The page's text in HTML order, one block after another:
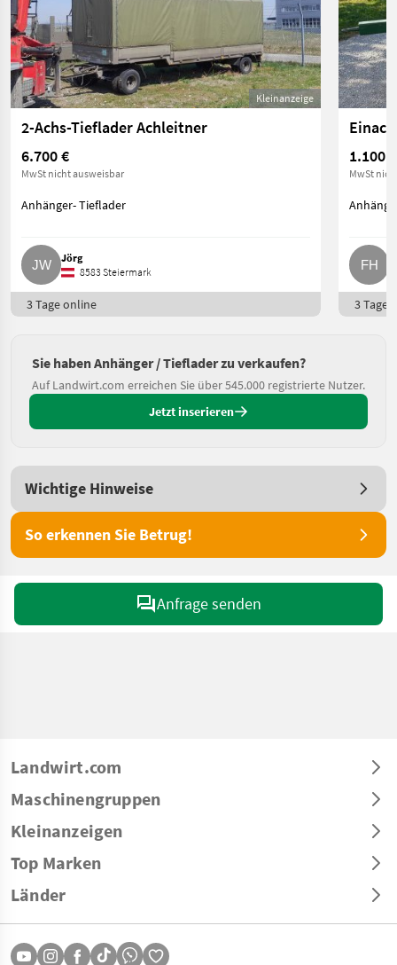
Kleinanzeige
2-Achs-Tieflader Achleitner
6.700 €
MwSt nicht ausweisbar
Anhänger- Tieflader
Jörg
8583 Steiermark
3 Tage online
1.100 €
MwSt
3 Tage
Sie haben Anhänger / Tieflader zu verkaufen?
Auf Landwirt.com erreichen Sie über 545.000 registrierte Nutzer.
Jetzt inserieren
Wichtige Hinweise
So erkennen Sie Betrug!
Anfrage senden
Landwirt.com
Maschinengruppen
Kleinanzeigen
Top Marken
Länder